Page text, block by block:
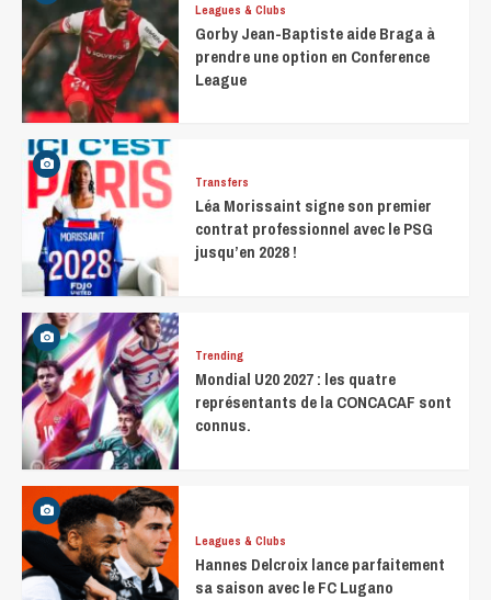
Leagues & Clubs
Gorby Jean-Baptiste aide Braga à
prendre une option en Conference
League
Transfers
Léa Morissaint signe son premier
contrat professionnel avec le PSG
jusqu’en 2028 !
Trending
Mondial U20 2027 : les quatre
représentants de la CONCACAF sont
connus.
Leagues & Clubs
Hannes Delcroix lance parfaitement
sa saison avec le FC Lugano